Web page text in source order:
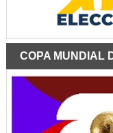
COPA MUNDIAL